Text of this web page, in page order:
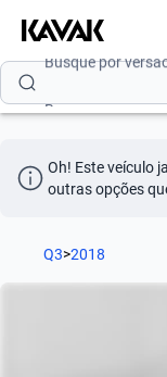
Busque por versão
Oh! Este veículo
outras opções
Q3>2018